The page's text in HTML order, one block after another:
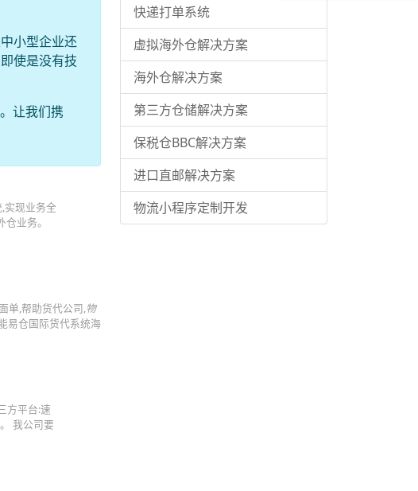
小型企业还
使是没有技
让我们携
实现业务全
业务。
单,帮助货代公司,物
易仓国际货代系统海
方平台:速
我公司要
快递打单系统
虚拟海外仓解决方案
海外仓解决方案
第三方仓储解决方案
保税仓BBC解决方案
进口直邮解决方案
物流小程序定制开发